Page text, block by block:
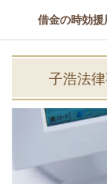
借金の時効
子浩法